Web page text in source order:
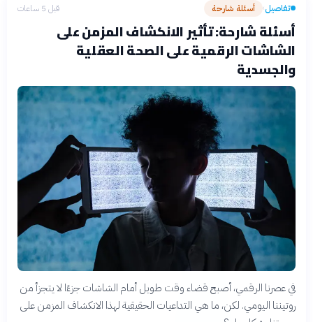
تفاصيل› أسئلة شارحة قبل 5 ساعات
أسئلة شارحة: تأثير الانكشاف المزمن على
الشاشات الرقمية على الصحة العقلية
والجسدية
في عصرنا الرقمي، أصبح قضاء وقت طويل أمام الشاشات جزءًا لا يتجزأ من
روتيننا اليومي. لكن، ما هي التداعيات الحقيقية لهذا الانكشاف المزمن على